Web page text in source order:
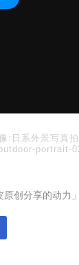
:日系外景写真
portrait-
创分享的动力」